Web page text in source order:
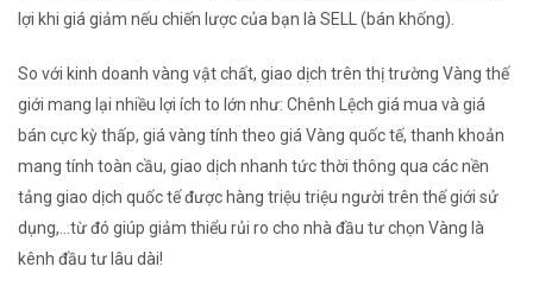
lợi khi giá giảm nếu chiến lược của bạn là SELL (bán khống).
So với kinh doanh vàng vật chất, giao dịch trên thị trường Vàng thế
giới mang lại nhiều lợi ích to lớn như: Chênh Lệch giá mua và giá
bán cực kỳ thấp, giá vàng tính theo giá Vàng quốc tế, thanh khoản
mang tính toàn cầu, giao dịch nhanh tức thời thông qua các nền
tảng giao dịch quốc tế được hàng triệu triệu người trên thế giới sử
dụng,...từ đó giúp giảm thiểu rủi ro cho nhà đầu tư chọn Vàng là
kênh đầu tư lâu dài!